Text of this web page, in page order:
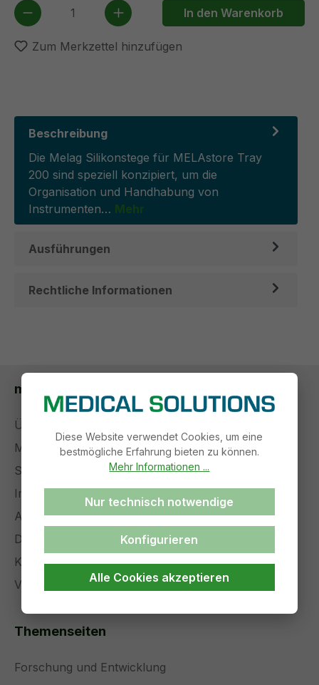
Produkt Anzahl: Gib den gewünschten
In den Warenkorb
Zum Merkzettel hinzufügen
Beschreibung
Die Melag Silikonstege für MELAstore Tray
200 sind speziell konzipiert, um die
Organisation und Handhabung von
Instrumenten… Mehr
Ausführungen
Rechtliche Informationen
medical solutions
Über uns
Management
Stellenangebote
Impressum
AGB
Datenschutz
Kontakt
Versand und Zahlung
Themenseiten
Forschung und Entwicklung
Diese Website verwendet Cookies, um eine
bestmögliche Erfahrung bieten zu können.
Mehr Informationen ...
Nur technisch notwendige
Konfigurieren
Alle Cookies akzeptieren